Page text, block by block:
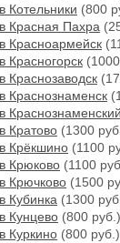
Котельники (800
Красная Пахра
Красноармейск
Красногорск
Краснозаводск
Краснознаменск
Краснознаменский
Кратово (1300
Крёкшино (1100
Крюково (1100
Крючково (1500
Кубинка (1300
Кунцево (800 руб.)
Куркино (800 руб.)